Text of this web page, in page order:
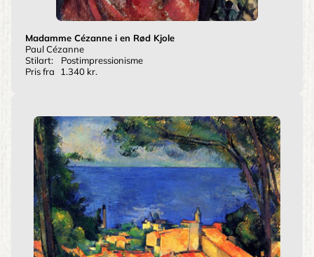
Madamme Cézanne i en Rød Kjole
Paul Cézanne
Stilart:
Postimpressionisme
Pris fra
1.340 kr.